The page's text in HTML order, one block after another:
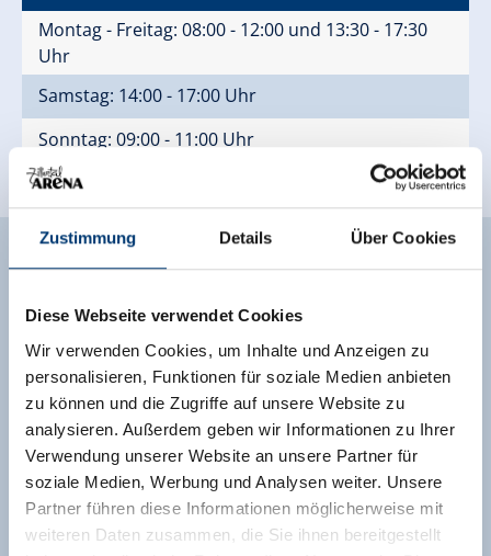
Zustimmung Details Über Cookies
Diese Webseite verwendet Cookies
Wir verwenden Cookies, um Inhalte und Anzeigen zu
personalisieren, Funktionen für soziale Medien anbieten
zu können und die Zugriffe auf unsere Website zu
analysieren. Außerdem geben wir Informationen zu Ihrer
Verwendung unserer Website an unsere Partner für
soziale Medien, Werbung und Analysen weiter. Unsere
Partner führen diese Informationen möglicherweise mit
weiteren Daten zusammen, die Sie ihnen bereitgestellt
Montag - Freitag: 08:00 - 12:00 und 13:30 - 17:30
Uhr
Samstag: 14:00 - 17:00 Uhr
Sonntag: 09:00 - 11:00 Uhr
Vorname
Nachname *
E-Mail Adresse*